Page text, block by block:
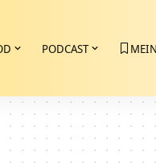
PODCAST